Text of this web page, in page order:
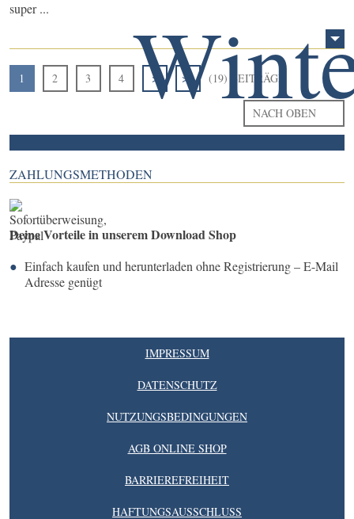
super ...
1 2 3 4 > >> (19) BEITRÄGE
NACH OBEN
ZAHLUNGSMETHODEN
Deine Vorteile in unserem Download Shop
Einfach kaufen und herunterladen ohne Registrierung – E-Mail
Adresse genügt
IMPRESSUM
DATENSCHUTZ
NUTZUNGSBEDINGUNGEN
AGB ONLINE SHOP
BARRIEREFREIHEIT
HAFTUNGSAUSSCHLUSS